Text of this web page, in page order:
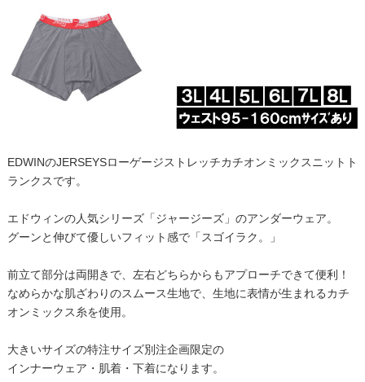
EDWINのJERSEYSローゲージストレッチカチオンミックスニットト
ランクスです。
エドウィンの人気シリーズ「ジャージーズ」のアンダーウェア。
グーンと伸びて優しいフィット感で「スゴイラク。」
前立て部分は両開きで、左右どちらからもアプローチできて便利！
なめらかな肌ざわりのスムース生地で、生地に表情が生まれるカチ
オンミックス糸を使用。
大きいサイズの特注サイズ別注企画限定の
インナーウェア・肌着・下着になります。